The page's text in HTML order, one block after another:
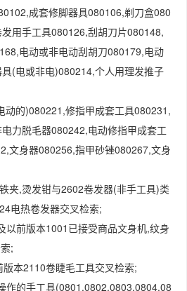
成套修脚器具080106,剃刀盒080
用手工具080126,刮胡刀片080148,
电动或非电动刮胡刀080179,电动
(电或非电)080214,个人用理发推子
动的)080221,修指甲成套工具080231,
力脱毛器080242,电动修指甲成套工
文身器080256,指甲砂锉080267,文身
夹,烫发钳与2602卷发器(非手工具)类
电热卷发器交叉检索;
以前版本1001已接受商品文身机,纹身
;
本2110卷睫毛工具交叉检索;
作的手工具(0801,0802,0803,0804,08